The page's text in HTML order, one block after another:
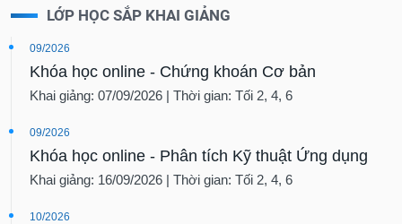
LỚP HỌC SẮP KHAI GIẢNG
09/2026
Khóa học online - Chứng khoán Cơ bản
Khai giảng: 07/09/2026 | Thời gian: Tối 2, 4, 6
09/2026
Khóa học online - Phân tích Kỹ thuật Ứng dụng
Khai giảng: 16/09/2026 | Thời gian: Tối 2, 4, 6
10/2026